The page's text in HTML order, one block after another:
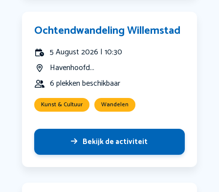
Ochtendwandeling Willemstad
5 August 2026 | 10:30
Havenhoofd...
6 plekken beschikbaar
Kunst & Cultuur Wandelen
Bekijk de activiteit